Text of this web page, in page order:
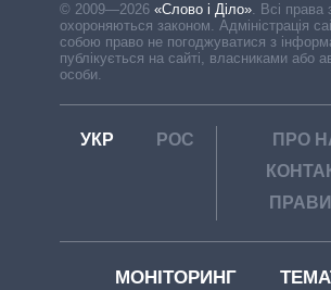
© 2009—2026 «Слово і Діло». Всі права
охороняються законом. Адміністрація
собою право не погоджуватися з
публікується на сайті, власниками або
особи.
УКР РОС
ПРО
МОНІТОРИНГ